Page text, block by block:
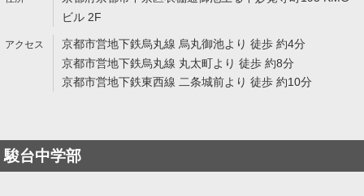
ビル 2F
京都市営地下鉄烏丸線 烏丸御池より 徒歩 約4分
京都市営地下鉄烏丸線 丸太町より 徒歩 約8分
京都市営地下鉄東西線 二条城前より 徒歩 約10分
駿台中学部